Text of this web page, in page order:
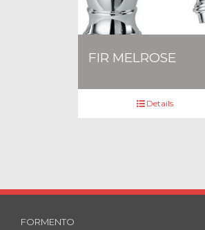
FIR MELROSE
Details
FORMENTO